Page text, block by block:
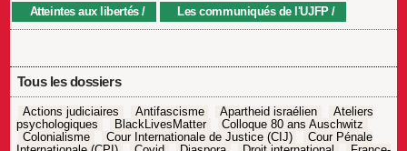
Atteintes aux libertés
Les communiqués de l'UJFP
Tous les dossiers
Actions judiciaires Antifascisme Apartheid israélien
Ateliers
psychologiques
BlackLivesMatter
Colloque 80 ans Auschwitz
Colonialisme
Cour Internationale de Justice (CIJ)
Cour Pénale